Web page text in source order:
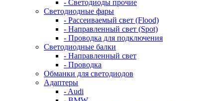
- Светодиоды прочие
Светодиодные фары
- Рассеиваемый свет (Flood)
- Направленный свет (Spot)
- Проводка для подключения
Светодиодные балки
- Направленный свет
- Проводка
Обманки для светодиодов
Адаптеры
- Audi